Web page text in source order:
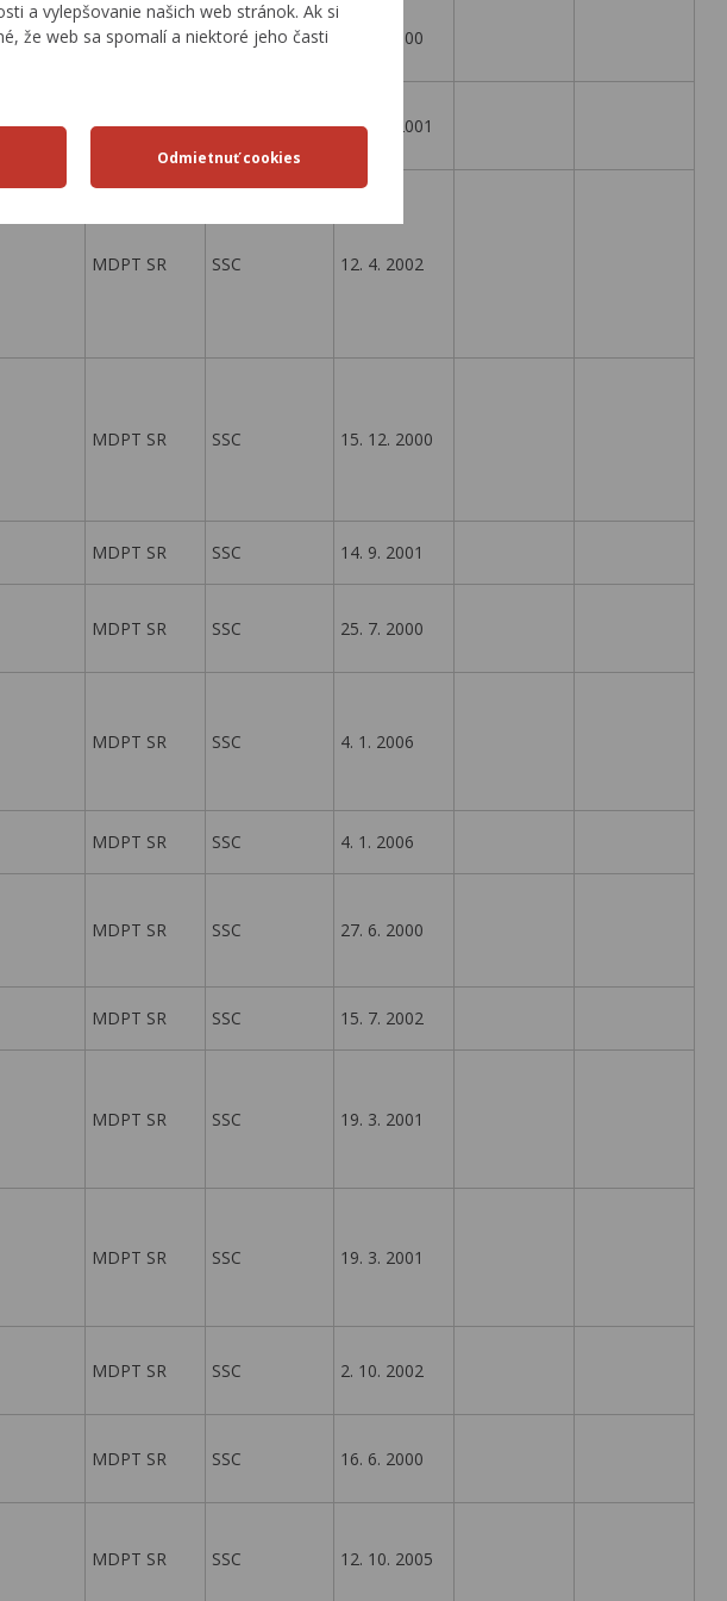
a vylepšovanie našich web stránok. Ak si
že web sa spomalí a niektoré jeho časti
MDPT SR SSC 26. 9. 2000
MDPT SR SSC 16. 10. 2001
MDPT SR SSC 12. 4. 2002
MDPT SR SSC 15. 12. 2000
MDPT SR SSC 14. 9. 2001
MDPT SR SSC 25. 7. 2000
MDPT SR SSC 4. 1. 2006
MDPT SR SSC 4. 1. 2006
MDPT SR SSC 27. 6. 2000
MDPT SR SSC 15. 7. 2002
MDPT SR SSC 19. 3. 2001
MDPT SR SSC 19. 3. 2001
MDPT SR SSC 2. 10. 2002
MDPT SR SSC 16. 6. 2000
MDPT SR SSC 12. 10. 2005